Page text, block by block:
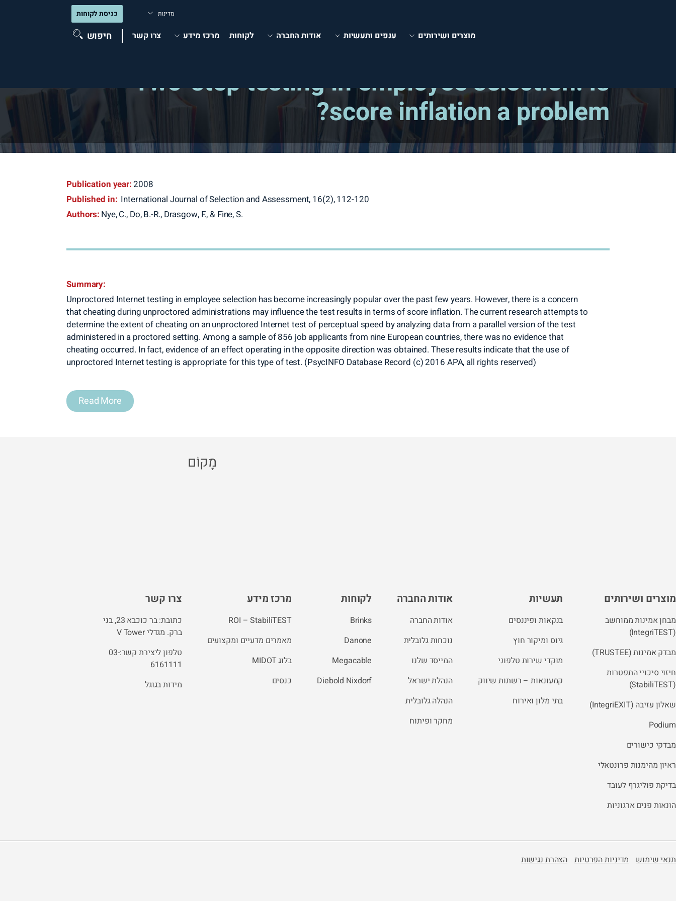
מדינות כניסת לקוחות
מוצרים ושירותים ענפים ותעשיות אודות החברה לקוחות מרכז מידע צרו קשר
חיפוש
Two-step testing in employee selection: Is
score inflation a problem?
Publication year:2008
Published in: International Journal of Selection and Assessment, 16(2), 112-120
Authors: Nye, C., Do, B.-R., Drasgow, F., & Fine, S.
Summary:
Unproctored Internet testing in employee selection has become increasingly popular over the past few years. However, there is a concern
that cheating during unproctored administrations may influence the test results in terms of score inflation. The current research attempts to
determine the extent of cheating on an unproctored Internet test of perceptual speed by analyzing data from a parallel version of the test
administered in a proctored setting. Among a sample of 856 job applicants from nine European countries, there was no evidence that
cheating occurred. In fact, evidence of an effect operating in the opposite direction was obtained. These results indicate that the use of
unproctored Internet testing is appropriate for this type of test. (PsycINFO Database Record (c) 2016 APA, all rights reserved)
Read More
מָקוֹם
מוצרים ושירותים
מבחן אמינות ממוחשב
(IntegriTEST)
מבדק אמינות (TRUSTEE)
חיזוי סיכויי התפטרות
(StabiliTEST)
שאלון עזיבה (IntegriEXIT)
Podium
מבדקי כישורים
ראיון מהימנות פרונטאלי
בדיקת פוליגרף לעובד
הונאות פנים ארגוניות
תעשיות
בנקאות ופיננסים
גיוס ומיקור חוץ
מוקדי שירות טלפוני
קמעונאות – רשתות שיווק
בתי מלון ואירוח
אודות החברה
אודות החברה
נוכחות גלובלית
המייסד שלנו
הנהלת ישראל
הנהלה גלובלית
מחקר ופיתוח
לקוחות
Brinks
Danone
Megacable
Diebold Nixdorf
מרכז מידע
ROI – StabiliTEST
מאמרים מדעיים ומקצועים
בלוג MIDOT
כנסים
צרו קשר
כתובת: בר כוכבא 23, בני
ברק. מגדלי V Tower
טלפון ליצירת קשר:03-
6161111
מידות בגוגל
תנאי שימוש מדיניות הפרטיות הצהרת נגישות